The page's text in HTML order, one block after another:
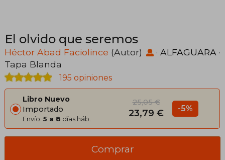
El olvido que seremos
Héctor Abad Faciolince (Autor) · ALFAGUARA ·
Tapa Blanda
195 opiniones
Libro Nuevo
Importado
Envío: 5 a 8 días háb.
25,05 €
23,79 € -5%
Comprar